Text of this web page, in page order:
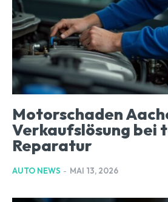
Motorschaden
Verkaufslösung bei
Reparatur
AUTO NEWS - MAI 13, 2026